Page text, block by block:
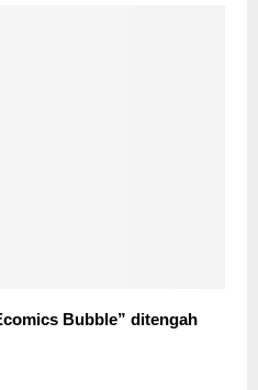
Bubble” ditengah